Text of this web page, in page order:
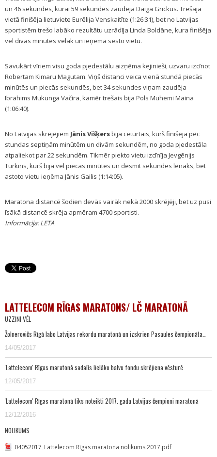
un 46 sekundēs, kurai 59 sekundes zaudēja Daiga Grickus. Trešajā
vietā finišēja lietuviete Eurēlija Venskaitīte (1:26:31), bet no Latvijas
sportistēm trešo labāko rezultātu uzrādīja Linda Boldāne, kura finišēja
vēl divas minūtes vēlāk un ieņēma sesto vietu.
Savukārt vīriem visu goda pjedestālu aizņēma kejinieši, uzvaru izcīnot
Robertam Kimaru Magutam. Viņš distanci veica vienā stundā piecās
minūtēs un piecās sekundēs, bet 34 sekundes viņam zaudēja
Ibrahims Mukunga Vačira, kamēr trešais bija Pols Muhemi Maina
(1:06:40).
No Latvijas skrējējiem Jānis Višķersbija ceturtais, kurš finišēja pēc
stundas septiņām minūtēm un divām sekundēm, no goda pjedestāla
atpaliekot par 22 sekundēm. Tikmēr piekto vietu izcīnīja Jevgēnijs
Turkins, kurš bija vēl piecas minūtes un desmit sekundes lēnāks, bet
astoto vietu ieņēma Jānis Gailis (1:14:05).
Maratona distancē šodien devās vairāk nekā 2000 skrējēji, bet uz pusi
īsākā distancē skrēja apmēram 4700 sportisti.
Informācija: LETA
LATTELECOM RĪGAS MARATONS/ LČ MARATONĀ
UZZINI VĒL
Žolnerovičs Rīgā labo Latvijas rekordu maratonā un izskrien Pasaules čempionāta…
14/05/2017
'Lattelecom' Rīgas maratonā sadalīs lielāko balvu fondu skrējiena vēsturē
12/05/2017
'Lattelecom' Rīgas maratonā tiks noteikti 2017. gada Latvijas čempioni maratonā
12/12/2016
NOLIKUMS
04052017_Lattelecom Rīgas maratona nolikums 2017.pdf